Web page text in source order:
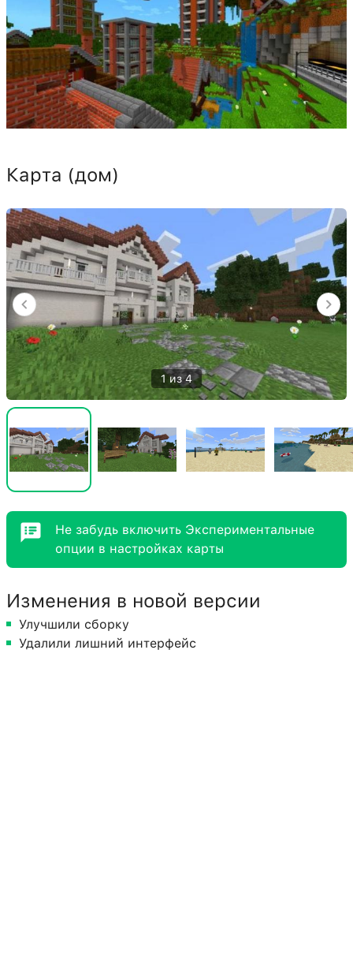
Карта (дом)
1 из 4
Не забудь включить Экспериментальные
опции в настройках карты
Изменения в новой версии
Улучшили сборку
Удалили лишний интерфейс